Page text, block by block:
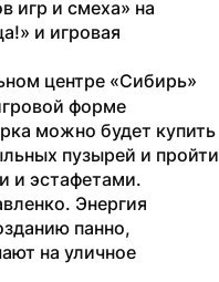
игр и смеха» на
и игровая
центре «Сибирь»
форме
можно будет купить
пузырей и пройти
и эстафетами.
Энергия
панно,
на уличное